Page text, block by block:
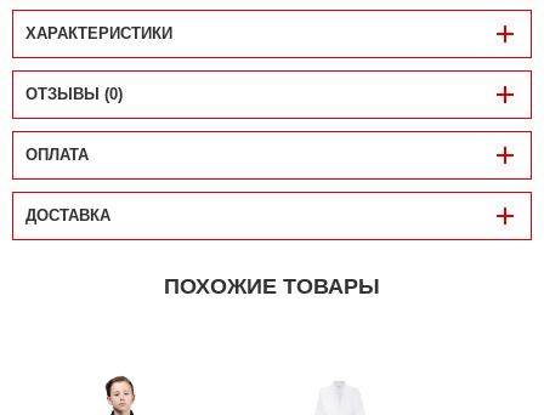
ХАРАКТЕРИСТИКИ
ОТЗЫВЫ (0)
ОПЛАТА
ДОСТАВКА
ПОХОЖИЕ ТОВАРЫ